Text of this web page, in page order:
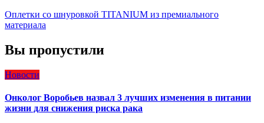
Оплетки со шнуровкой TITANIUM из премиального
материала
Вы пропустили
Новости
Онколог Воробьев назвал 3 лучших изменения в питании
жизни для снижения риска рака